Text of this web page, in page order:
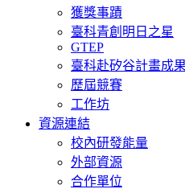
獲獎事蹟
臺科青創明日之星
GTEP
臺科赴矽谷計畫成
歷屆競賽
工作坊
資源連結
校內研發能量
外部資源
合作單位